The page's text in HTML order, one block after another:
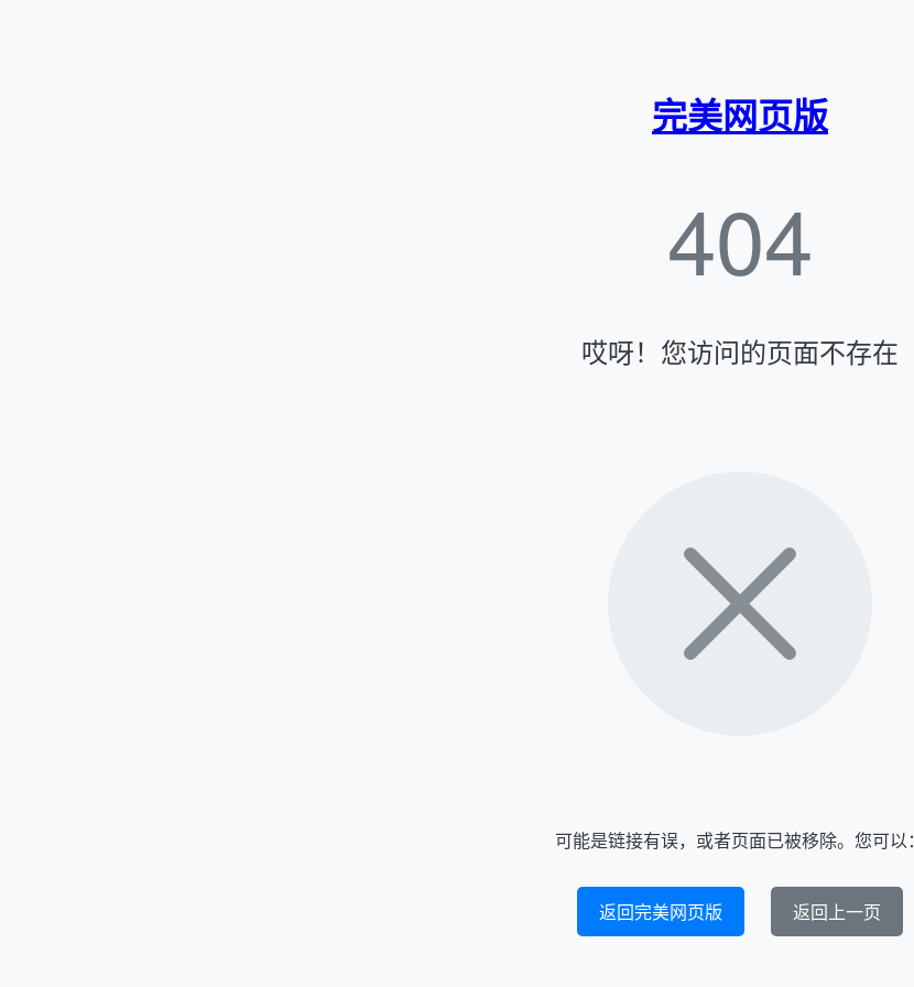
完美网页版
404
哎呀！您访问的页面不存在
可能是链接有误，或者页面已被移除。您可以：
返回完美网页版 返回上一页